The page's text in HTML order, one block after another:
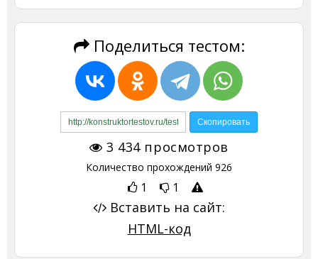
Поделиться тестом:
3 434просмотров
Количество прохождений 926
1 1
Вставить на сайт:
HTML-код